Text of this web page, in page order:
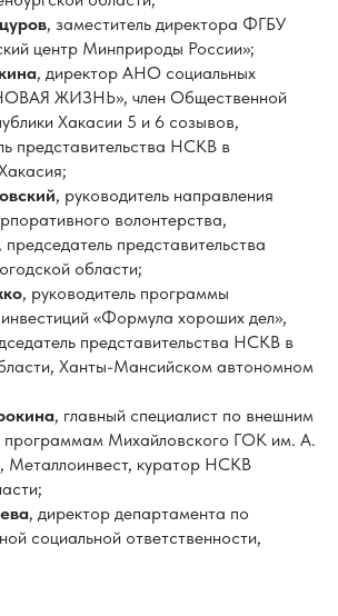
, руководитель направления
волонтерства,
представительства
области;
, руководитель программы
«Формула хороших дел»,
представительства НСКВ в
Ханты-Мансийском автономном
, главный специалист по внешним
программам Михайловского ГОК им. А.
Металлоинвест, куратор НСКВ
, директор департамента по
социальной ответственности,